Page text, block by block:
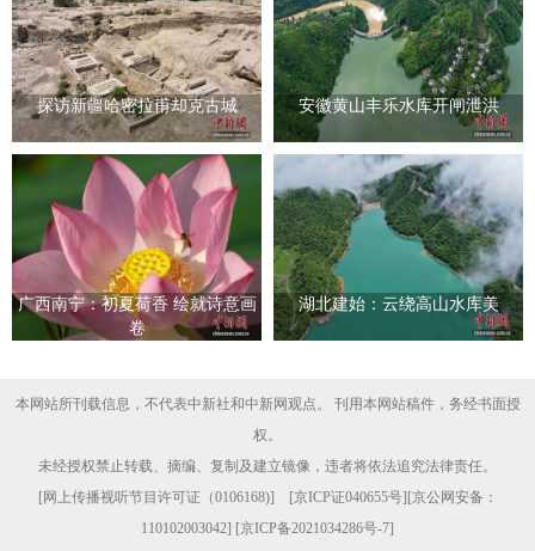
探访新疆哈密拉甫却克古城 安徽黄山丰乐水库开闸泄洪
广西南宁：初夏荷香 绘就诗意画
卷
湖北建始：云绕高山水库美
本网站所刊载信息，不代表中新社和中新网观点。 刊用本网站稿件，务经书面授
权。
未经授权禁止转载、摘编、复制及建立镜像，违者将依法追究法律责任。
[网上传播视听节目许可证（0106168)] [京ICP证040655号][京公网安备：
110102003042] [京ICP备2021034286号-7]